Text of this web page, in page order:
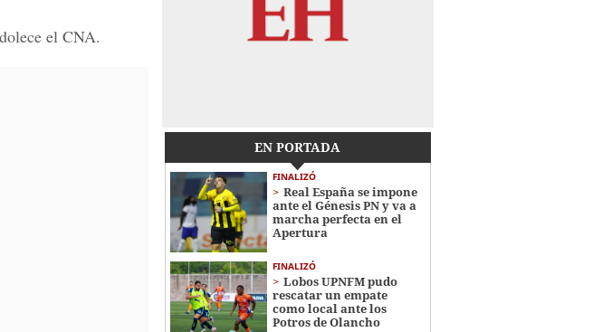
el CNA.
EN PORTADA
FINALIZÓ
Real España se impone
ante el Génesis PN y va a
marcha perfecta en el
Apertura
FINALIZÓ
Lobos UPNFM pudo
rescatar un empate
como local ante los
Potros de Olancho